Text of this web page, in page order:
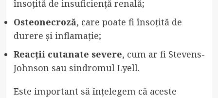
însoțită de insuficiență renală;
Osteonecroză, care poate fi însoțită de
durere și inflamație;
Reacții cutanate severe, cum ar fi Stevens-
Johnson sau sindromul Lyell.
Este important să înțelegem că aceste